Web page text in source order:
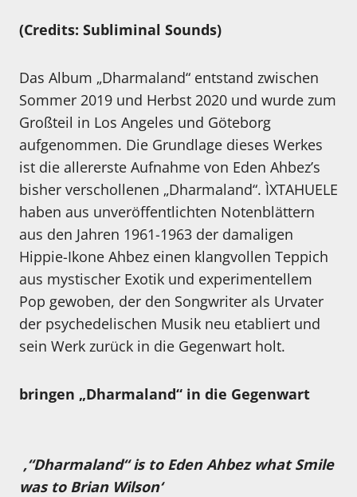
(Credits: Subliminal Sounds)
Das Album „Dharmaland“ entstand zwischen
Sommer 2019 und Herbst 2020 und wurde zum
Großteil in Los Angeles und Göteborg
aufgenommen. Die Grundlage dieses Werkes
ist die allererste Aufnahme von Eden Ahbez’s
bisher verschollenen „Dharmaland“. ÌXTAHUELE
haben aus unveröffentlichten Notenblättern
aus den Jahren 1961-1963 der damaligen
Hippie-Ikone Ahbez einen klangvollen Teppich
aus mystischer Exotik und experimentellem
Pop gewoben, der den Songwriter als Urvater
der psychedelischen Musik neu etabliert und
sein Werk zurück in die Gegenwart holt.
bringen „Dharmaland“ in die Gegenwart
‚“Dharmaland“ is to Eden Ahbez what Smile
was to Brian Wilson‘